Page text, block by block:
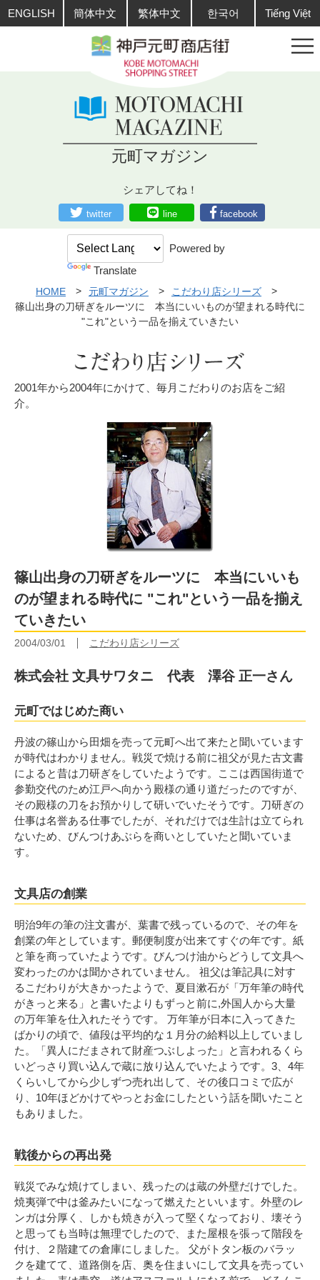
ENGLISH 簡体中文 繁体中文 한국어 Tiếng Việt
元町マガジン
シェアしてね！
twitter line facebook
Powered by
Translate
HOME 元町マガジン
こだわり店シリーズ
篠山出身の刀研ぎをルーツに 本当にいいものが望まれる時代に
"これ"という一品を揃えていきたい
2001年から2004年にかけて、毎月こだわりのお店をご紹
介。
篠山出身の刀研ぎをルーツに 本当にいいも
のが望まれる時代に "これ"という一品を揃え
ていきたい
2004/03/01 こだわり店シリーズ
株式会社 文具サワタニ 代表 澤谷 正一さん
元町ではじめた商い
丹波の篠山から田畑を売って元町へ出て来たと聞いています
が時代はわかりません。戦災で焼ける前に祖父が見た古文書
によると昔は刀研ぎをしていたようです。ここは西国街道で
参勤交代のため江戸へ向かう殿様の通り道だったのですが、
その殿様の刀をお預かりして研いでいたそうです。刀研ぎの
仕事は名誉ある仕事でしたが、それだけでは生計は立てられ
ないため、びんつけあぶらを商いとしていたと聞いていま
す。
文具店の創業
明治9年の筆の注文書が、葉書で残っているので、その年を
創業の年としています。郵便制度が出来てすぐの年です。紙
と筆を商っていたようです。びんつけ油からどうして文具へ
変わったのかは聞かされていません。 祖父は筆記具に対す
るこだわりが大きかったようで、夏目漱石が「万年筆の時代
がきっと来る」と書いたよりもずっと前に,外国人から大量
の万年筆を仕入れたそうです。 万年筆が日本に入ってきた
ばかりの頃で、値段は平均的な１月分の給料以上していまし
た。「異人にだまされて財産つぶしよった」と言われるくら
いどっさり買い込んで蔵に放り込んでいたようです。3、4年
くらいしてから少しずつ売れ出して、その後口コミで広が
り、10年ほどかけてやっとお金にしたという話を聞いたこと
もありました。
戦後からの再出発
戦災でみな焼けてしまい、残ったのは蔵の外壁だけでした。
焼夷弾で中は釜みたいになって燃えたといいます。外壁のレ
ンガは分厚く、しかも焼きが入って堅くなっており、壊そう
と思っても当時は無理でしたので、また屋根を張って階段を
付け、２階建ての倉庫にしました。 父がトタン板のバラッ
クを建てて、道路側を店、奥を住まいにして文具を売ってい